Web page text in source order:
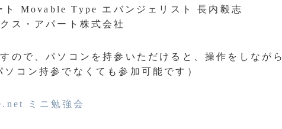
Movable Type エバンジェリスト 長内毅志
ス・アパート株式会社
ので、パソコンを持参いただけると、操作をしながら
コン持参でなくても参加可能です）
ミニ勉強会